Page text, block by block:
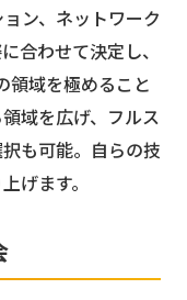
ン、ネットワーク
合わせて決定し、
領域を極めること
域を広げ、フルス
も可能。自らの技
げます。